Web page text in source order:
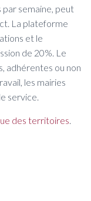
par semaine, peut
La plateforme
et le
de 20%. Le
adhérentes ou non
les mairies
service.
des territoires.